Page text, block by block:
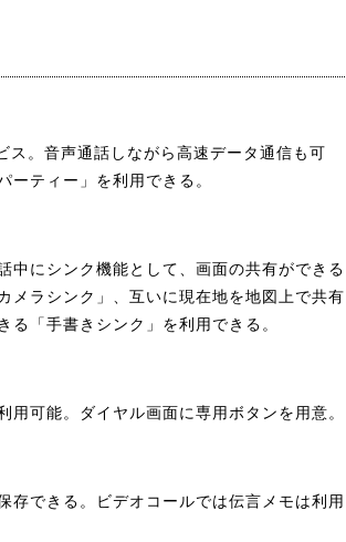
ス。音声通話しながら高速データ通信も可
ーティー」を利用できる。
中にシンク機能として、画面の共有ができる
メラシンク」、互いに現在地を地図上で共有
「手書きシンク」を利用できる。
可能。ダイヤル画面に専用ボタンを用意。
存できる。ビデオコールでは伝言メモは利用